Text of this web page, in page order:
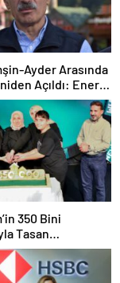
Ayder Arasında
Açıldı: Enerji
Süreci Güncellendi
350 Bini
Tasan
Yeni Bir Rekor